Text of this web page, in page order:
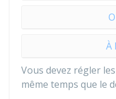
À
Vous devez régler
même temps que le